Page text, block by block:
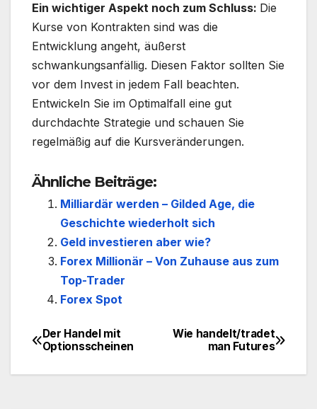
Ein wichtiger Aspekt noch zum Schluss: Die
Kurse von Kontrakten sind was die
Entwicklung angeht, äußerst
schwankungsanfällig. Diesen Faktor sollten Sie
vor dem Invest in jedem Fall beachten.
Entwickeln Sie im Optimalfall eine gut
durchdachte Strategie und schauen Sie
regelmäßig auf die Kursveränderungen.
Ähnliche Beiträge:
Milliardär werden – Gilded Age, die
Geschichte wiederholt sich
Geld investieren aber wie?
Forex Millionär – Von Zuhause aus zum
Top-Trader
Forex Spot
Beitragsnavigation
Wie handelt/tradet
man Futures
Der Handel mit
Optionsscheinen